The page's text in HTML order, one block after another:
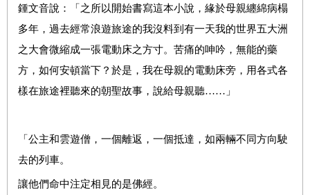
鍾文音說：「之所以開始書寫這本小說，緣於母親纏綿病榻
多年，過去經常浪遊旅途的我沒料到有一天我的世界五大洲
之大會微縮成一張電動床之方寸。苦痛的呻吟，無能的藥
方，如何安頓當下？於是，我在母親的電動床旁，用各式各
樣在旅途裡聽來的朝聖故事，說給母親聽……」
「公主和雲遊僧，一個離返，一個抵達，如兩輛不同方向駛
去的列車。
讓他們命中注定相見的是佛經。